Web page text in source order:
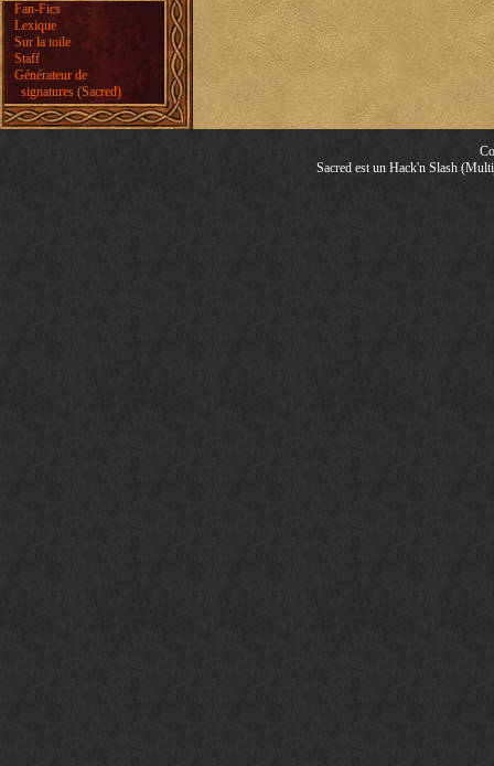
Fan-Fics
Lexique
Sur la toile
Staff
Générateur de
signatures (Sacred)
Sacred est un Hack'n Slash